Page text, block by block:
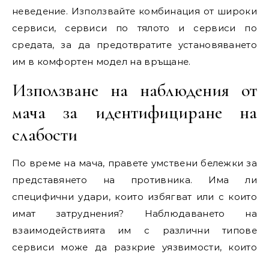
неведение. Използвайте комбинация от широки
сервиси, сервиси по тялото и сервиси по
средата, за да предотвратите установяването
им в комфортен модел на връщане.
Използване на наблюдения от
мача за идентифициране на
слабости
По време на мача, правете умствени бележки за
представянето на противника. Има ли
специфични удари, които избягват или с които
имат затруднения? Наблюдаването на
взаимодействията им с различни типове
сервиси може да разкрие уязвимости, които